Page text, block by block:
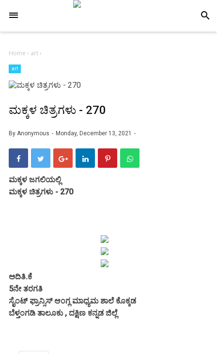
search
Home › art›
art
ಮಕ್ಕಳ ಚಿತ್ರಗಳು - 270
By Anonymous Monday, December 13, 2021
ಮಕ್ಕಳ ಜಗಲಿಯಲ್ಲಿ
ಮಕ್ಕಳ ಚಿತ್ರಗಳು - 270
ಅದಿತಿ.ಕೆ
5ನೇ ತರಗತಿ
ಸೈಂಟ್ ಫ್ರಾನ್ಸಿಸ್ ಆಂಗ್ಲ ಮಾಧ್ಯಮ ಶಾಲೆ ಕೊಕ್ಕಡ
ಬೆಳ್ತಂಗಡಿ ತಾಲೂಕು , ದಕ್ಷಿಣ ಕನ್ನಡ ಜಿಲ್ಲೆ